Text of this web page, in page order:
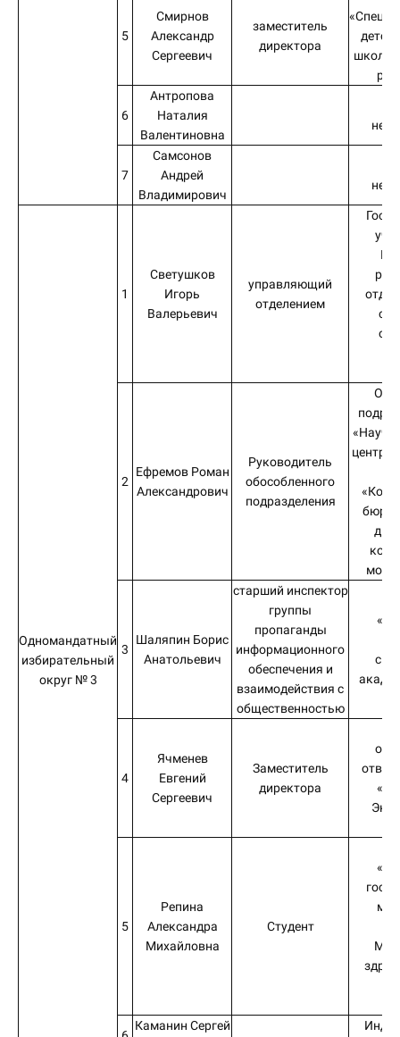
5
Смирнов
Александр
Сергеевич
заместитель
директора
школа
6
Антропова
Наталия
Валентиновна
7
Самсонов
Андрей
Владимирович
Одномандатный
избирательный
округ № 3
1
Светушков
Игорь
Валерьевич
управляющий
отделением
2
Ефремов Роман
Александрович
Руководитель
обособленного
подразделения
центр
бюро
3
Шаляпин Борис
Анатольевич
старший инспектор
группы
пропаганды
информационного
обеспечения и
взаимодействия с
общественностью
4
Ячменев
Евгений
Сергеевич
Заместитель
директора
5
Репина
Александра
Михайловна
Студент
Каманин Сергей